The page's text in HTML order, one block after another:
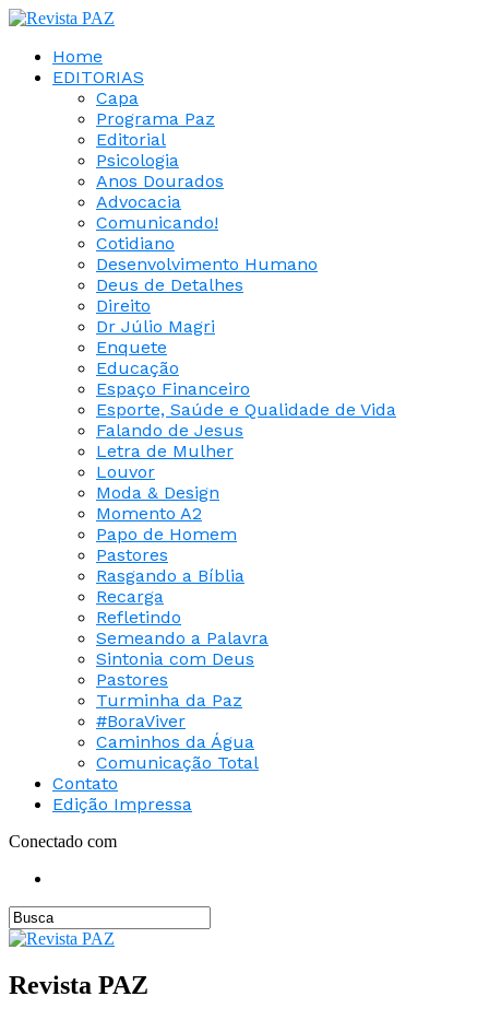
Home
EDITORIAS
Capa
Programa Paz
Editorial
Psicologia
Anos Dourados
Advocacia
Comunicando!
Cotidiano
Desenvolvimento Humano
Deus de Detalhes
Direito
Dr Júlio Magri
Enquete
Educação
Espaço Financeiro
Esporte, Saúde e Qualidade de Vida
Falando de Jesus
Letra de Mulher
Louvor
Moda & Design
Momento A2
Papo de Homem
Pastores
Rasgando a Bíblia
Recarga
Refletindo
Semeando a Palavra
Sintonia com Deus
Pastores
Turminha da Paz
#BoraViver
Caminhos da Água
Comunicação Total
Contato
Edição Impressa
Conectado com
Revista PAZ